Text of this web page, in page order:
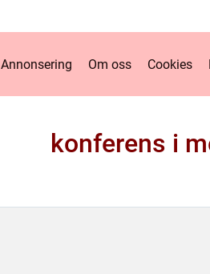
Annonsering Om oss Cookies
konferens i